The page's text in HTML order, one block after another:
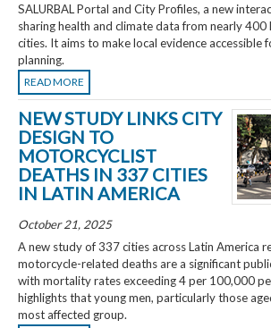
SALURBAL Portal and City Profiles, a new
sharing health and climate data from nearly 400
cities. It aims to make local evidence accessible
planning.
READ MORE
NEW STUDY LINKS CITY
DESIGN TO
MOTORCYCLIST
DEATHS IN 337 CITIES
IN LATIN AMERICA
October 21, 2025
A new study of 337 cities across Latin America
motorcycle-related deaths are a significant
with mortality rates exceeding 4 per 100,000
highlights that young men, particularly those
most affected group.